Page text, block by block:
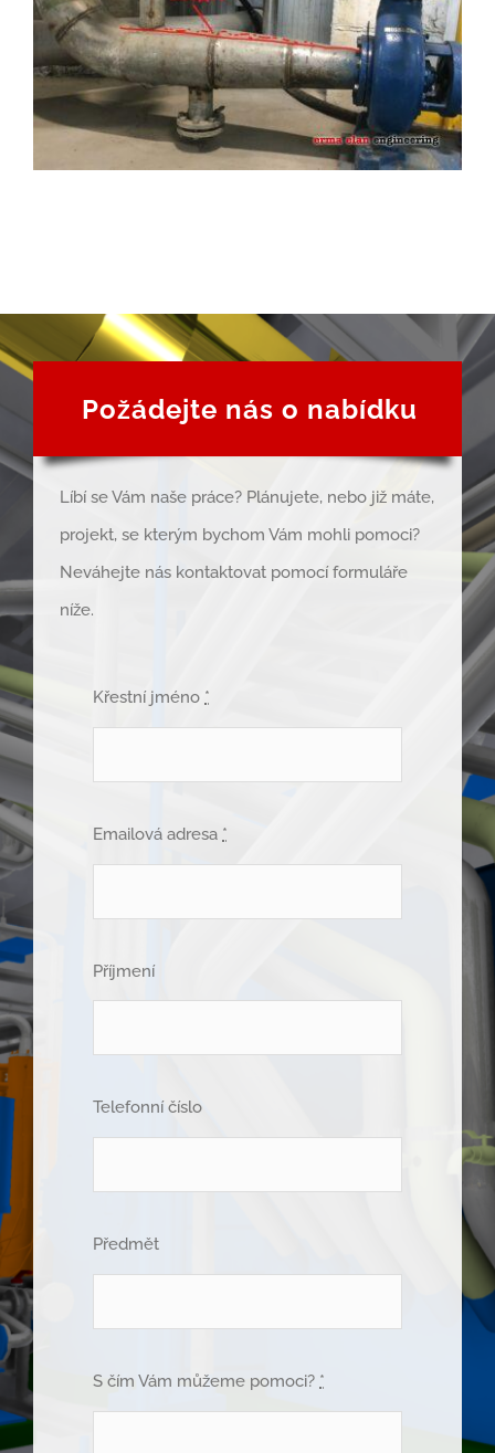
Požádejte nás o nabídku
Líbí se Vám naše práce? Plánujete, nebo již máte,
projekt, se kterým bychom Vám mohli pomoci?
Neváhejte nás kontaktovat pomocí formuláře
níže.
Křestní jméno *
Emailová adresa *
Příjmení
Telefonní číslo
Předmět
S čím Vám můžeme pomoci? *